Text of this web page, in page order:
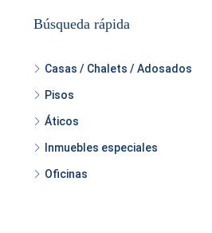
Búsqueda rápida
Casas / Chalets / Adosados
Pisos
Áticos
Inmuebles especiales
Oficinas